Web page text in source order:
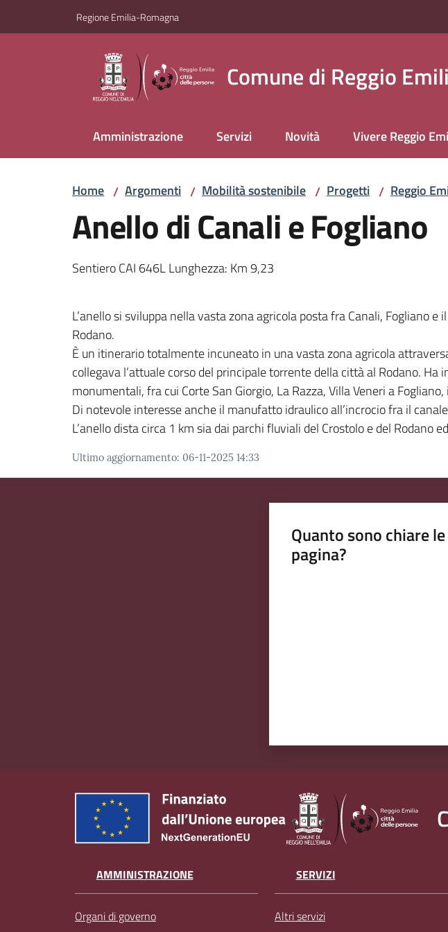
Regione Emilia-Romagna
Comune di Reggio
Amministrazione Servizi Novità Vivere Reggio
Home / Argomenti / Mobilità sostenibile / Progetti / Reggio
Anello di Canali e Fogliano
Sentiero CAI 646L Lunghezza: Km 9,23
L’anello si sviluppa nella vasta zona agricola posta fra Canali, Fogliano
Rodano.
È un itinerario totalmente incuneato in una vasta zona agricola
collegava l’attuale corso del principale torrente della città al Rodano.
monumentali, fra cui Corte San Giorgio, La Razza, Villa Veneri a
Di notevole interesse anche il manufatto idraulico all’incrocio fra il
L’anello dista circa 1 km sia dai parchi fluviali del Crostolo e del
Ultimo aggiornamento: 06-11-2025 14:33
Quanto sono chiare
pagina?
AMMINISTRAZIONE
Organi di governo
SERVIZI
Altri servizi